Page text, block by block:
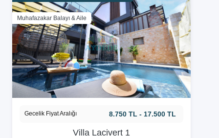
Muhafazakar Balayı & Aile
Villa Lacivert 1
Gecelik Fiyat Aralığı 8.750 TL - 17.500 TL